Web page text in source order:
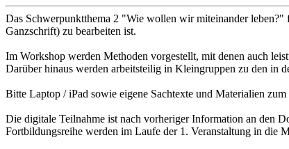
Das Schwerpunktthema 2 "Wie wollen wir miteinander leben?"
Ganzschrift) zu bearbeiten ist.
Im Workshop werden Methoden vorgestellt, mit denen auch
Darüber hinaus werden arbeitsteilig in Kleingruppen zu den in
Bitte Laptop / iPad sowie eigene Sachtexte und Materialien
Die digitale Teilnahme ist nach vorheriger Information an den
Fortbildungsreihe werden im Laufe der 1. Veranstaltung in die